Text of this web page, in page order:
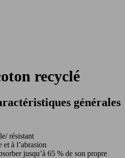
recyclé
générales
résistant
et à l’abrasion
jusqu’à 65 % de son propre